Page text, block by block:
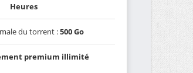
Heures
du torrent :500 Go
premium illimité